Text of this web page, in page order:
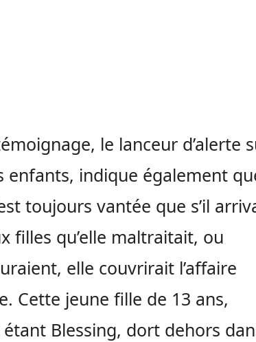
le lanceur d’alerte
enfants, indique également
toujours vantée que s’il
filles qu’elle maltraitait, ou
elle couvrirait l’affaire
Cette jeune fille de 13 ans,
Blessing, dort dehors